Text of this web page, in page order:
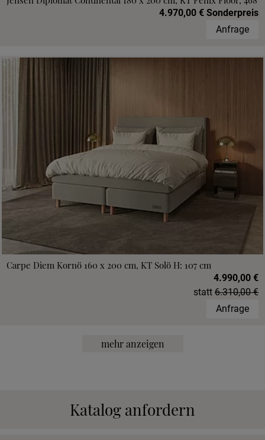
4.970,00 € Sonderpreis
Anfrage
Carpe Diem Kornö 160 x 200 cm, KT Solö H: 107 cm
4.990,00 €
statt 6.310,00 €
Anfrage
mehr anzeigen
Katalog anfordern